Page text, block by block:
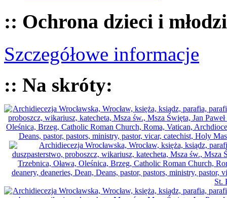
:: Ochrona dzieci i
Szczegółowe informacje
:: Na skróty: